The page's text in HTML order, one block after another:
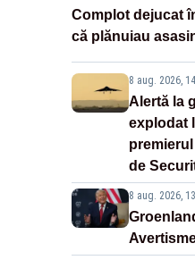
Complot dejucat
că plănuiau
8 aug. 2026,
Alertă la
explodat
de
8 aug. 2026,